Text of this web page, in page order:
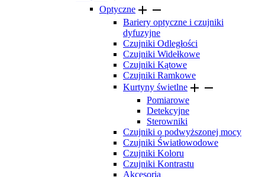
Optyczne  
Bariery optyczne i czujniki
dyfuzyjne
Czujniki Odległości
Czujniki Widełkowe
Czujniki Kątowe
Czujniki Ramkowe
Kurtyny świetlne  
Pomiarowe
Detekcyjne
Sterowniki
Czujniki o podwyższonej mocy
Czujniki Światłowodowe
Czujniki Koloru
Czujniki Kontrastu
Akcesoria